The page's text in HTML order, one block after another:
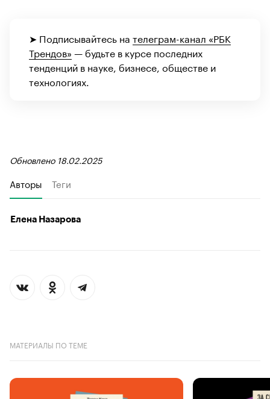
➤ Подписывайтесь на телеграм-канал «РБК
Трендов» — будьте в курсе последних
тенденций в науке, бизнесе, обществе и
технологиях.
Обновлено 18.02.2025
Авторы Теги
Елена Назарова
МАТЕРИАЛЫ ПО ТЕМЕ